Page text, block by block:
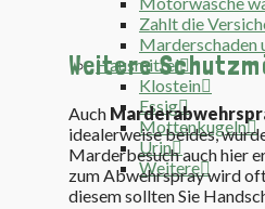
Zahlt die
Marderschaden
Hausmittel
Klostein
Essig
Mottenkugeln
Urin
Weitere
Weitere
Auch
idealerweise beides,
Marderbesuch auch hier
zum Abwehrspray wird
diesem sollten Sie